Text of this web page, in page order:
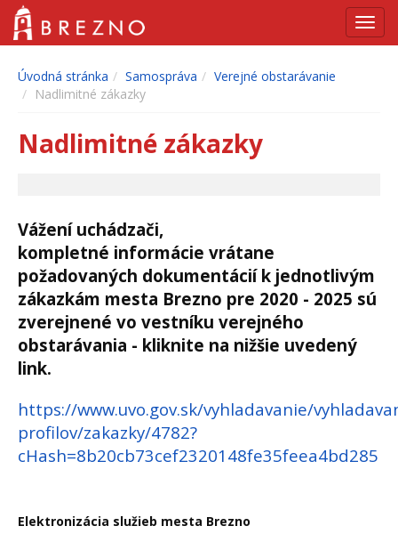
Úvodná stránka Samospráva
Verejné obstarávanie
Nadlimitné zákazky
Nadlimitné zákazky
Vážení uchádzači,
kompletné informácie vrátane
požadovaných dokumentácií k jednotlivým
zákazkám mesta Brezno pre 2020 - 2025 sú
zverejnené vo vestníku verejného
obstarávania - kliknite na nižšie uvedený
link.
https://www.uvo.gov.sk/vyhladavanie/
profilov/zakazky/4782?
cHash=8b20cb73cef2320148fe35feea4bd285
Elektronizácia služieb mesta Brezno